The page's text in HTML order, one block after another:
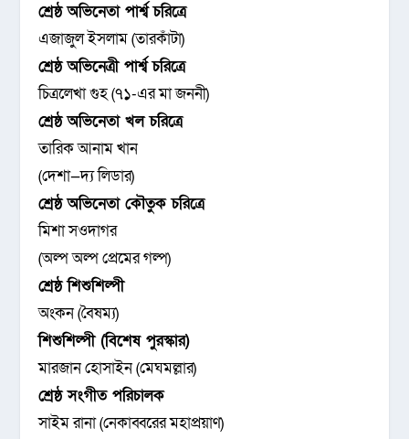
শ্রেষ্ঠ অভিনেতা পার্শ্ব চরিত্রে
এজাজুল ইসলাম (তারকাঁটা)
শ্রেষ্ঠ অভিনেত্রী পার্শ্ব চরিত্রে
চিত্রলেখা গুহ (৭১-এর মা জননী)
শ্রেষ্ঠ অভিনেতা খল চরিত্রে
তারিক আনাম খান
(দেশা—দ্য লিডার)
শ্রেষ্ঠ অভিনেতা কৌতুক চরিত্রে
মিশা সওদাগর
(অল্প অল্প প্রেমের গল্প)
শ্রেষ্ঠ শিশুশিল্পী
অংকন (বৈষম্য)
শিশুশিল্পী (বিশেষ পুরস্কার)
মারজান হোসাইন (মেঘমল্লার)
শ্রেষ্ঠ সংগীত পরিচালক
সাইম রানা (নেকাব্বরের মহাপ্রয়াণ)